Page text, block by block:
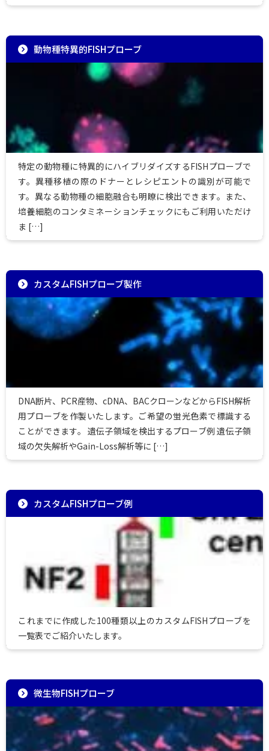
動物種特異的FISHプローブ
特定の動物種に特異的にハイブリダイズするFISHプローブで
す。異種移植の際のドナーとレシピエントの識別が可能で
す。異なる動物種の細胞融合も明瞭に検出できます。また、
培養細胞のコンタミネーションチェックにもご利用いただけ
ま […]
カスタムFISHプローブ製作
DNA断片、PCR産物、cDNA、BACクローンなどからFISH解析
用プローブを作製いたします。ご希望の蛍光色素で標識する
ことができます。 遺伝子領域を検出するプローブ例 遺伝子領
域の欠失解析やGain-Loss解析等に […]
カスタムFISHプローブ例
これまでに作成した100種類以上のカスタムFISHプローブを
一覧表でご紹介いたします。
微生物FISHプローブ